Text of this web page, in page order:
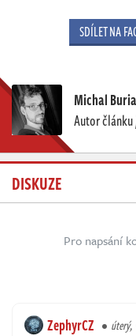
SDÍLET NA
Michal
Autor
DISKUZE
Pro napsání
ZephyrCZ úterý,